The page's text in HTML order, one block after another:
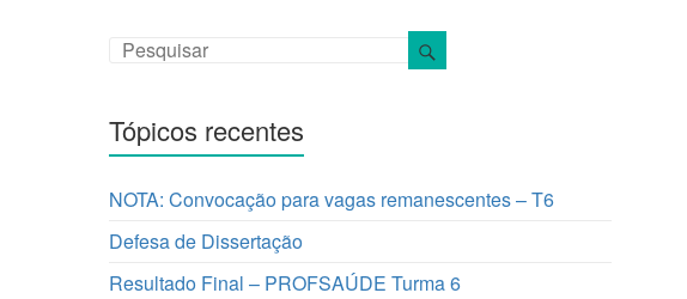
Tópicos recentes
NOTA: Convocação para vagas remanescentes – T6
Defesa de Dissertação
Resultado Final – PROFSAÚDE Turma 6